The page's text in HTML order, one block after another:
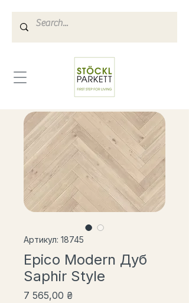
Артикул: 18745
Epico Modern Дуб
Saphir Style
7 565,00 ₴Ціна